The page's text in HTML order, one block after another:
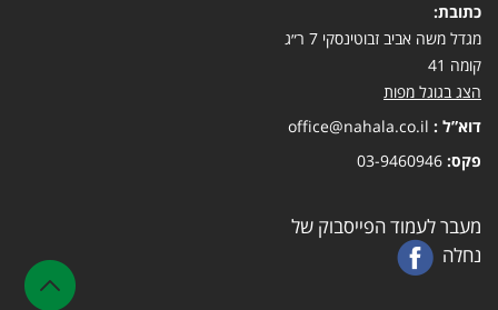
כתובת:
מגדל משה אביב זבוטינסקי 7 ר״ג
קומה 41
הצג בגוגל מפות
דוא”ל : office@nahala.co.il
פקס:
מעבר לעמוד הפייסבוק של
נחלה